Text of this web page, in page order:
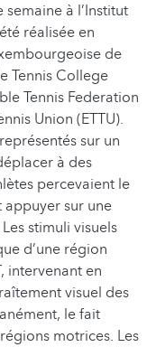
à l’Institut
réalisée en
de
Tennis College
Tennis Federation
Union (ETTU).
sur un
à des
percevaient le
appuyer sur une
stimuli visuels
d’une région
intervenant en
visuel des
le fait
motrices. Les